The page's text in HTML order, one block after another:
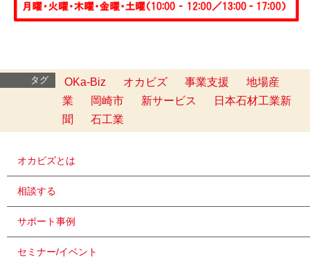
タグ OKa-Biz オカビズ 事業支援
地場産
業
岡崎市 新サービス
日本石材工業新
聞
石工業
オカビズとは
相談する
サポート事例
セミナー/イベント